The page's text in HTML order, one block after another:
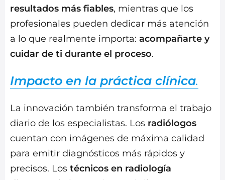
resultados más fiables, mientras que los
profesionales pueden dedicar más atención
a lo que realmente importa: acompañarte y
cuidar de ti durante el proceso.
Impacto en la práctica clínica.
La innovación también transforma el trabajo
diario de los especialistas. Los radiólogos
cuentan con imágenes de máxima calidad
para emitir diagnósticos más rápidos y
precisos. Los técnicos en radiología